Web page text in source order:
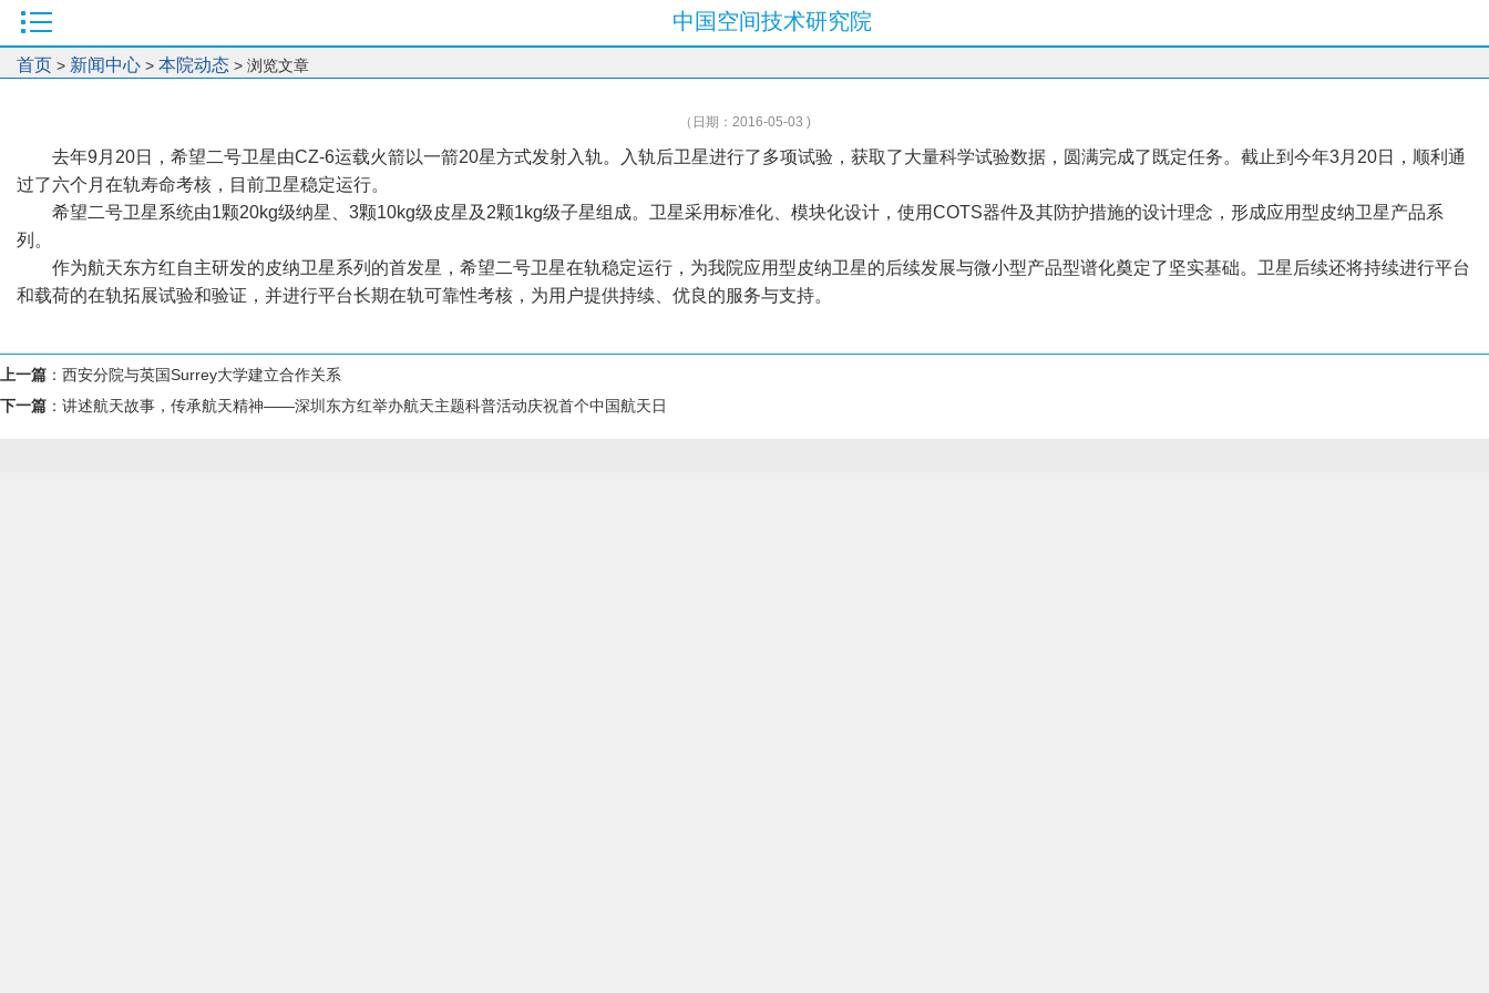
中国空间技术研究院
首页 > 新闻中心 > 本院动态 > 浏览文章
（日期：2016-05-03 )
去年9月20日，希望二号卫星由CZ-6运载火箭以一箭20星方式发射入轨。入轨后卫星进行了多项试验，获取了大量科学试验数据，圆满完成了既定任务。截止到今年3月20日，顺利通
过了六个月在轨寿命考核，目前卫星稳定运行。
希望二号卫星系统由1颗20kg级纳星、3颗10kg级皮星及2颗1kg级子星组成。卫星采用标准化、模块化设计，使用COTS器件及其防护措施的设计理念，形成应用型皮纳卫星产品系
列。
作为航天东方红自主研发的皮纳卫星系列的首发星，希望二号卫星在轨稳定运行，为我院应用型皮纳卫星的后续发展与微小型产品型谱化奠定了坚实基础。卫星后续还将持续进行平台
和载荷的在轨拓展试验和验证，并进行平台长期在轨可靠性考核，为用户提供持续、优良的服务与支持。
上一篇 ： 西安分院与英国Surrey大学建立合作关系
下一篇 ： 讲述航天故事，传承航天精神——深圳东方红举办航天主题科普活动庆祝首个中国航天日